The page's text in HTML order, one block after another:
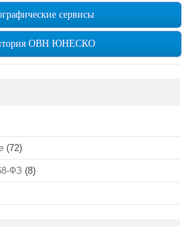
сервисы
ОВН ЮНЕСКО
(72)
ФЗ (8)